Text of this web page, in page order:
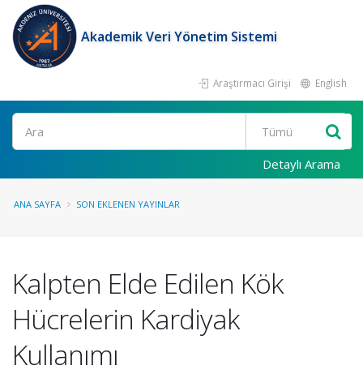
Akademik Veri Yönetim Sistemi
Araştırmacı Girişi English
Ara
Detaylı Arama
ANA SAYFA SON EKLENEN YAYINLAR
Kalpten Elde Edilen Kök
Hücrelerin Kardiyak
Kullanımı